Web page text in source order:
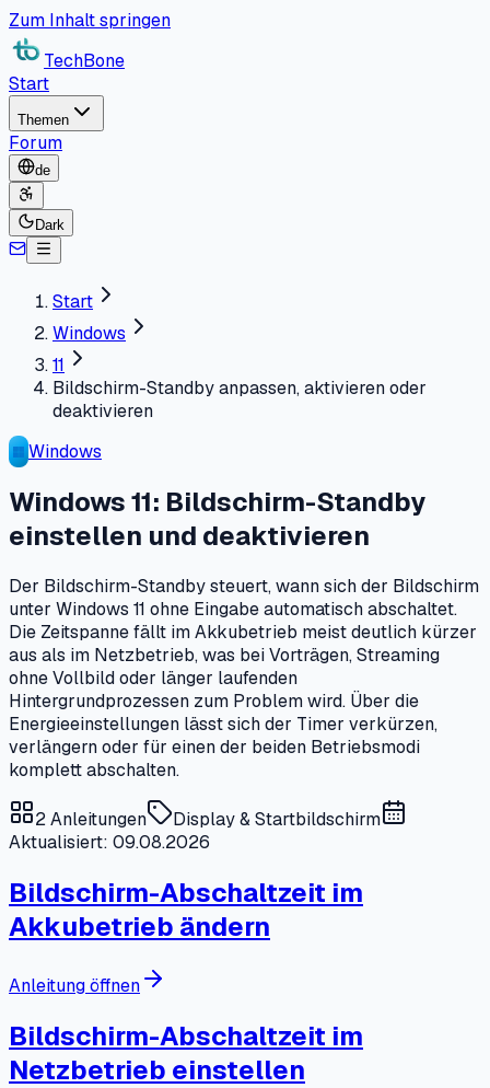
Zum Inhalt springen
TechBone
Start
Themen
Forum
de
Dark
Start
Windows
11
Bildschirm-Standby anpassen, aktivieren oder
deaktivieren
Windows
Windows 11: Bildschirm-Standby
einstellen und deaktivieren
Der Bildschirm-Standby steuert, wann sich der Bildschirm
unter Windows 11 ohne Eingabe automatisch abschaltet.
Die Zeitspanne fällt im Akkubetrieb meist deutlich kürzer
aus als im Netzbetrieb, was bei Vorträgen, Streaming
ohne Vollbild oder länger laufenden
Hintergrundprozessen zum Problem wird. Über die
Energieeinstellungen lässt sich der Timer verkürzen,
verlängern oder für einen der beiden Betriebsmodi
komplett abschalten.
2Anleitungen
Display & Startbildschirm
Aktualisiert: 09.08.2026
Bildschirm-Abschaltzeit im
Akkubetrieb ändern
Anleitung öffnen
Bildschirm-Abschaltzeit im
Netzbetrieb einstellen